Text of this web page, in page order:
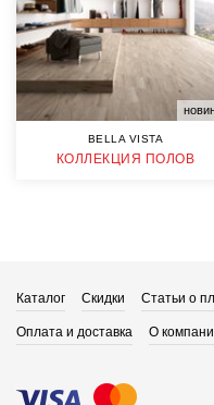
BELLA VISTA
КОЛЛЕКЦИЯ ПОЛОВ
Каталог Скидки Статьи о
Оплата и доставка О